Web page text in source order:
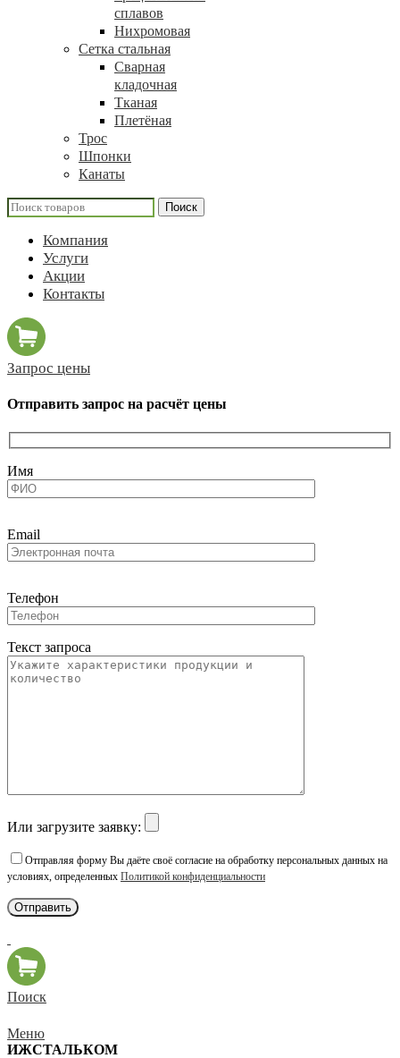
сплавов
Нихромовая
Сетка стальная
Сварная
кладочная
Тканая
Плетёная
Трос
Шпонки
Канаты
Поиск
Компания
Услуги
Акции
Контакты
Запрос цены
Отправить запрос на расчёт цены
Имя
Email
Телефон
Текст запроса
Или загрузите заявку:
Отправляя форму Вы даёте своё согласие на обработку персональных данных на
условиях, определенных Политикой конфиденциальности
Поиск
Меню
ИЖСТАЛЬКОМ